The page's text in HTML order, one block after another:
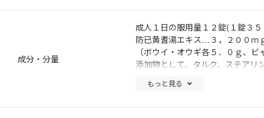
成分・分量
成人１日の服用量１２錠(１錠３
防已黄耆湯エキス…３，２００ｍ
〔ボウイ・オウギ各５．０ｇ、
添加物として、タルク、ステア
もっと見る